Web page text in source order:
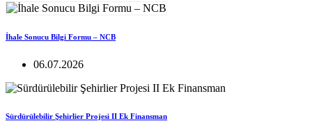
İhale Sonucu Bilgi Formu – NCB
06.07.2026
Sürdürülebilir Şehirlier Projesi II Ek Finansman